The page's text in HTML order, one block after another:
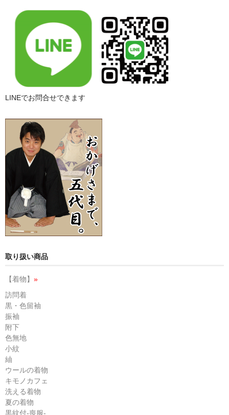
LINEでお問合せできます
取り扱い商品
【着物】 »
訪問着
黒・色留袖
振袖
附下
色無地
小紋
紬
ウールの着物
キモノカフェ
洗える着物
夏の着物
黒紋付-喪服-